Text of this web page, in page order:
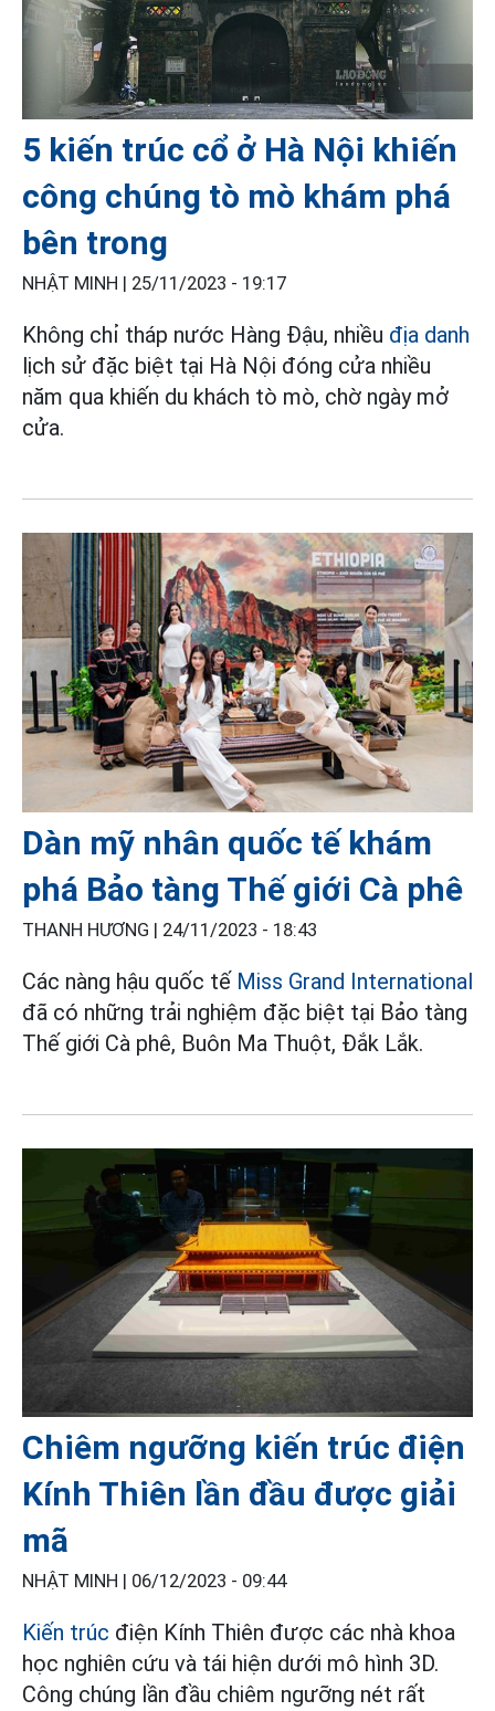
5 kiến trúc cổ ở Hà Nội khiến
công chúng tò mò khám phá
bên trong
NHẬT MINH | 25/11/2023 - 19:17
Không chỉ tháp nước Hàng Đậu, nhiều địa danh
lịch sử đặc biệt tại Hà Nội đóng cửa nhiều
năm qua khiến du khách tò mò, chờ ngày mở
cửa.
Dàn mỹ nhân quốc tế khám
phá Bảo tàng Thế giới Cà phê
THANH HƯƠNG | 24/11/2023 - 18:43
Các nàng hậu quốc tế Miss Grand International
đã có những trải nghiệm đặc biệt tại Bảo tàng
Thế giới Cà phê, Buôn Ma Thuột, Đắk Lắk.
Chiêm ngưỡng kiến trúc điện
Kính Thiên lần đầu được giải
mã
NHẬT MINH | 06/12/2023 - 09:44
Kiến trúc điện Kính Thiên được các nhà khoa
học nghiên cứu và tái hiện dưới mô hình 3D.
Công chúng lần đầu chiêm ngưỡng nét rất